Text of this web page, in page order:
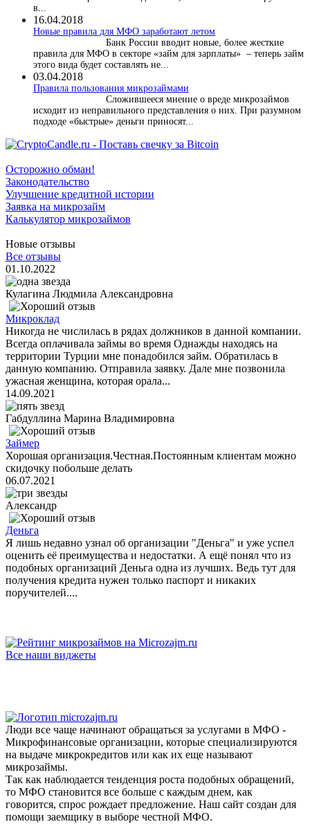
в...
16.04.2018
Новые правила для МФО заработают летом
Банк России вводит новые, более жесткие
правила для МФО в секторе «займ для зарплаты» – теперь займ
этого вида будет составлять не...
03.04.2018
​Правила пользования микрозаймами
Сложившееся мнение о вреде микрозаймов
исходит из неправильного представления о них. При разумном
подходе «быстрые» деньги приносят...
Осторожно обман!
Законодательство
Улучшение кредитной истории
Заявка на микрозайм
Калькулятор микрозаймов
Новые отзывы
Все отзывы
01.10.2022
Кулагина Людмила Александровна
Микроклад
Никогда не числилась в рядах должников в данной компании.
Всегда оплачивала займы во время Однажды находясь на
территории Турции мне понадобился займ. Обратилась в
данную компанию. Отправила заявку. Дале мне позвонила
ужасная женщина, которая орала...
14.09.2021
Габдуллина Марина Владимировна
Займер
Хорошая организация.Честная.Постоянным клиентам можно
скидочку побольше делать
06.07.2021
Александр
Деньга
Я лишь недавно узнал об организации "Деньга" и уже успел
оценить её преимущества и недостатки. А ещё понял что из
подобных организаций Деньга одна из лучших. Ведь тут для
получения кредита нужен только паспорт и никаких
поручителей....
Все наши виджеты
Люди все чаще начинают обращаться за услугами в МФО -
Микрофинансовые организации, которые специализируются
на выдаче микрокредитов или как их еще называют
микрозаймы.
Так как наблюдается тенденция роста подобных обращений,
то МФО становится все больше с каждым днем, как
говорится, спрос рождает предложение. Наш сайт создан для
помощи заемщику в выборе честной МФО.